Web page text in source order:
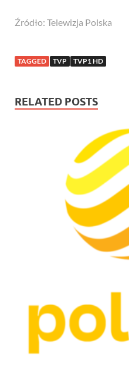
Źródło: Telewizja Polska
TAGGED TVP TVP1 HD
RELATED POSTS